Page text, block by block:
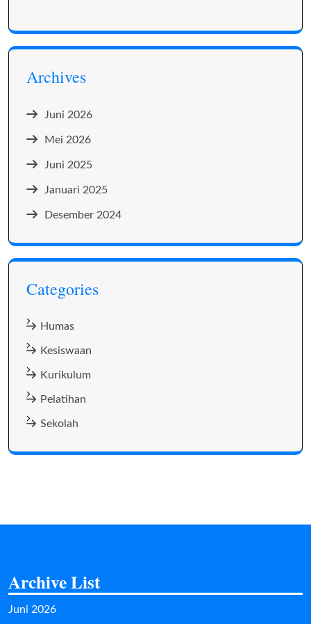
Archives
Juni 2026
Mei 2026
Juni 2025
Januari 2025
Desember 2024
Categories
Humas
Kesiswaan
Kurikulum
Pelatihan
Sekolah
Archive List
Juni 2026